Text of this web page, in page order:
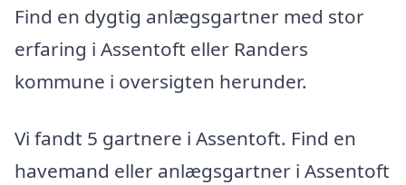
Find en dygtig anlægsgartner med stor
erfaring i Assentoft eller Randers
kommune i oversigten herunder.
Vi fandt 5 gartnere i Assentoft. Find en
havemand eller anlægsgartner i Assentoft